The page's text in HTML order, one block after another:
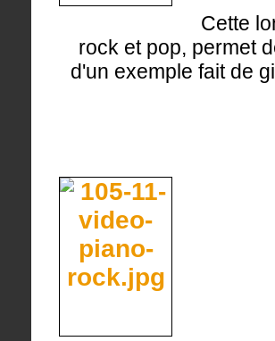
Cette
rock et pop, permet
d'un exemple fait de